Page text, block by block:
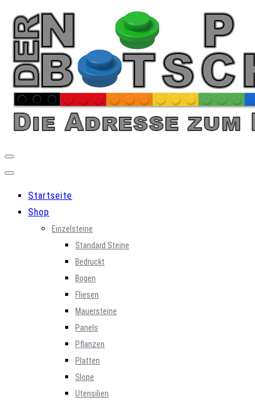
Skip
content
Startseite
Shop
Einzelsteine
Standard Steine
Bedruckt
Bogen
Fliesen
Mauersteine
Panels
Pflanzen
Platten
Slope
Utensilien